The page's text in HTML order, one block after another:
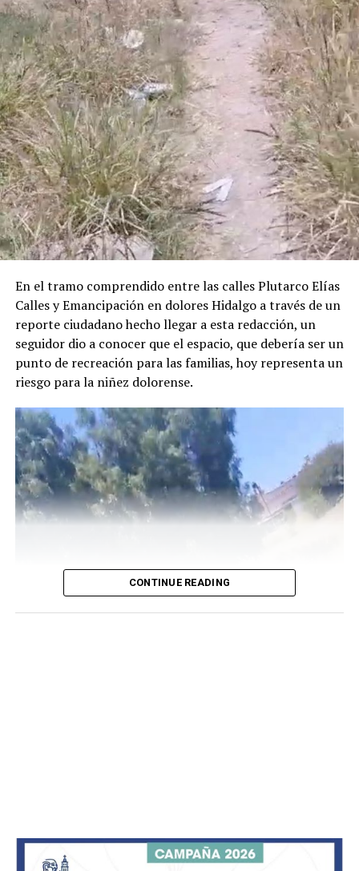
En el tramo comprendido entre las calles Plutarco Elías
Calles y Emancipación en dolores Hidalgo a través de un
reporte ciudadano hecho llegar a esta redacción, un
seguidor dio a conocer que el espacio, que debería ser un
punto de recreación para las familias, hoy representa un
riesgo para la niñez dolorense.
CONTINUE READING